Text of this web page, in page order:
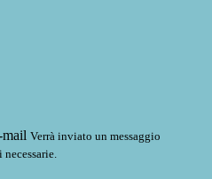
Verrà inviato un messaggio